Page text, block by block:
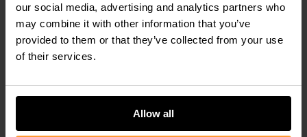
our social media, advertising and analytics partners who
may combine it with other information that you’ve
provided to them or that they’ve collected from your use
of their services.
Allow all